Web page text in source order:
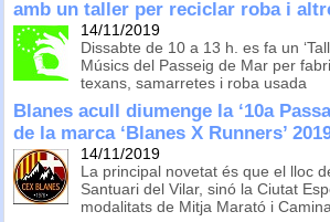
amb un taller per reciclar roba i
14/11/2019
Dissabte de 10 a 13 h. es fa un
Músics del Passeig de Mar per
texans, samarretes i roba usada
Blanes acull diumenge la ‘10a
de la marca ‘Blanes X Runners’
14/11/2019
La principal novetat és que el lloc
Santuari del Vilar, sinó la Ciutat
modalitats de Mitja Marató i